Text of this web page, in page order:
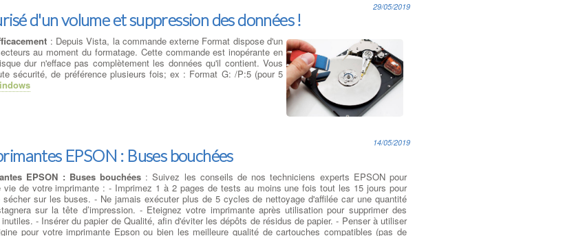
d'un volume et suppression des données !
29/05/2019
: Depuis Vista, la commande externe Format dispose d'un
au moment du formatage. Cette commande est inopérante en
dur n'efface pas complètement les données qu'il contient. Vous
sécurité, de préférence plusieurs fois; ex : Format G: /P:5 (pour 5
EPSON : Buses bouchées
14/05/2019
EPSON : Buses bouchées : Suivez les conseils de nos techniciens experts EPSON pour
vie de votre imprimante : - Imprimez 1 à 2 pages de tests au moins une fois tout les 15 jours pour
sécher sur les buses. - Ne jamais exécuter plus de 5 cycles de nettoyage d'affilée car une quantité
sur la tête d’impression. - Eteignez votre imprimante après utilisation pour supprimer des
- Insérer du papier de Qualité, afin d'éviter les dépôts de résidus de papier. - Penser à utiliser
pour votre imprimante Epson ou bien les meilleure qualité de cartouches compatibles (pas de